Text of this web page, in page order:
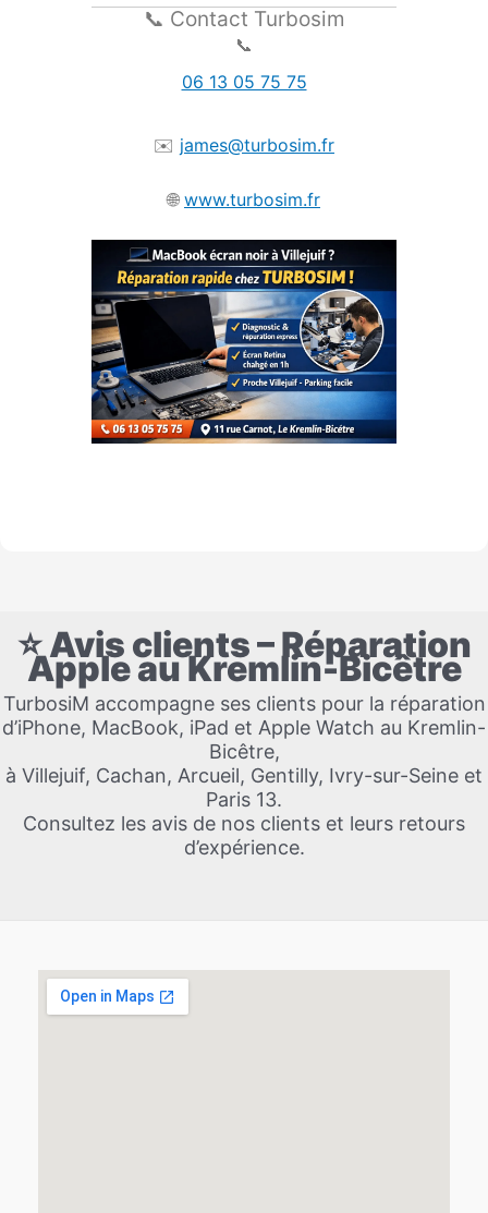
📞 Contact Turbosim
📞
06 13 05 75 75
✉️ james@turbosim.fr
🌐 www.turbosim.fr
⭐ Avis clients – Réparation
Apple au Kremlin-Bicêtre
TurbosiM accompagne ses clients pour la réparation
d’iPhone, MacBook, iPad et Apple Watch au Kremlin-
Bicêtre,
à Villejuif, Cachan, Arcueil, Gentilly, Ivry-sur-Seine et
Paris 13.
Consultez les avis de nos clients et leurs retours
d’expérience.